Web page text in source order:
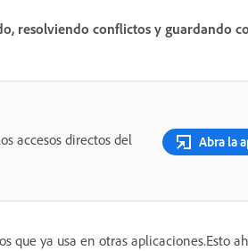
resolviendo conflictos y guardando
accesos directos del
Abra la
que ya usa en otras aplicaciones.Esto